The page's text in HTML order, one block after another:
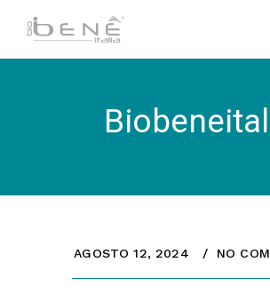
AGOSTO 12, 2024 NO